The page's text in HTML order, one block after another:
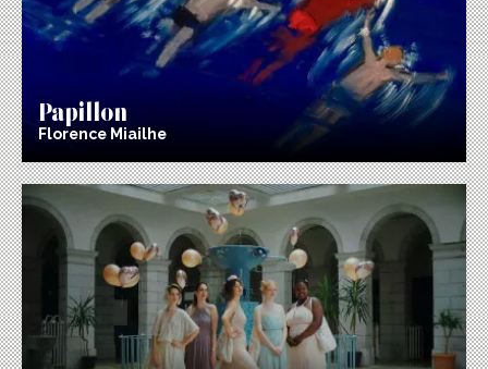
Papillon
Florence Miailhe